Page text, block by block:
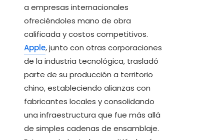
a empresas internacionales
ofreciéndoles mano de obra
calificada y costos competitivos.
Apple, junto con otras corporaciones
de la industria tecnológica, trasladó
parte de su producción a territorio
chino, estableciendo alianzas con
fabricantes locales y consolidando
una infraestructura que fue más allá
de simples cadenas de ensamblaje.